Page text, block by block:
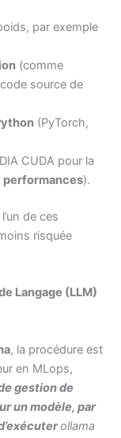
par exemple
(comme
source de
(PyTorch,
CUDA pour la
performances).
de ces
risquée
Langage (LLM)
, la procédure est
en MLops,
gestion de
un modèle, par
ollama